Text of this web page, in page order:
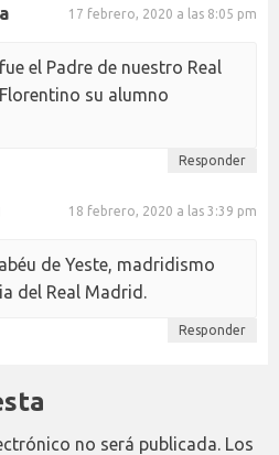
17 febrero, 2020 a las 8:05 pm
el Padre de nuestro Real
su alumno
Responder
18 febrero, 2020 a las 3:39 pm
de Yeste, madridismo
del Real Madrid.
Responder
no será publicada. Los